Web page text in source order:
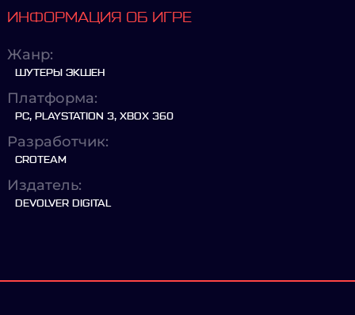
ИНФОРМАЦИЯ ОБ ИГРЕ
Жанр:
ШУТЕРЫ ЭКШЕН
Платформа:
PC, PLAYSTATION 3, XBOX 360
Разработчик:
CROTEAM
Издатель:
DEVOLVER DIGITAL